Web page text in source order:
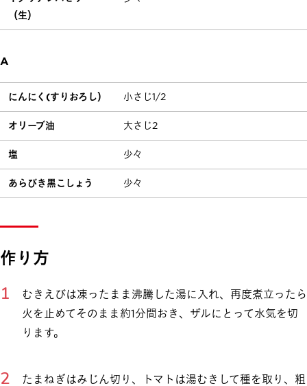
（生）
A
にんにく(すりおろし） 小さじ1/2
オリーブ油 大さじ2
塩 少々
あらびき黒こしょう 少々
作り方
むきえびは凍ったまま沸騰した湯に入れ、再度煮立ったら
火を止めてそのまま約1分間おき、ザルにとって水気を切
ります。
たまねぎはみじん切り、トマトは湯むきして種を取り、粗